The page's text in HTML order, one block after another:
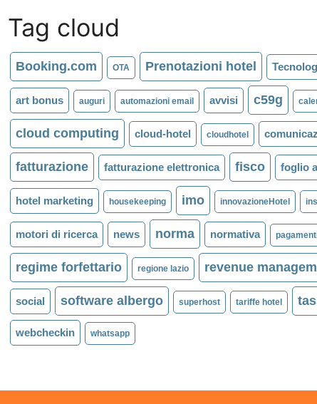
Tag cloud
Booking.com OTA Prenotazioni hotel
art bonus auguri automazioni email avvisi c59g
cloud computing cloud-hotel cloudhotel
fatturazione fatturazione elettronica fisco foglio
hotel marketing housekeeping imo innovazioneHotel
motori di ricerca news norma normativa
regime forfettario regione lazio revenue
social software albergo superhost tariffe hotel
webcheckin whatsapp